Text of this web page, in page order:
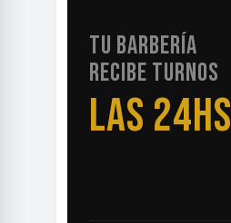
TU BARBERÍA
RECIBE TURNOS
LAS 24HS